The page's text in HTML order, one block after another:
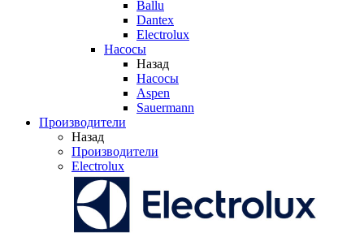
Ballu
Dantex
Electrolux
Насосы
Назад
Насосы
Aspen
Sauermann
Производители
Назад
Производители
Electrolux